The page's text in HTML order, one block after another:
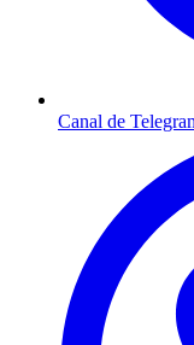
Canal de